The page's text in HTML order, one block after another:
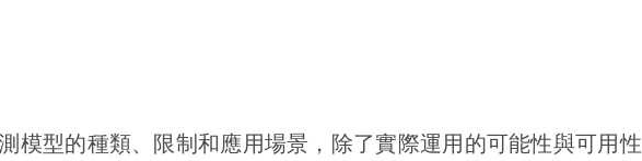
模型的種類、限制和應用場景，除了實際運用的可能性與可用性